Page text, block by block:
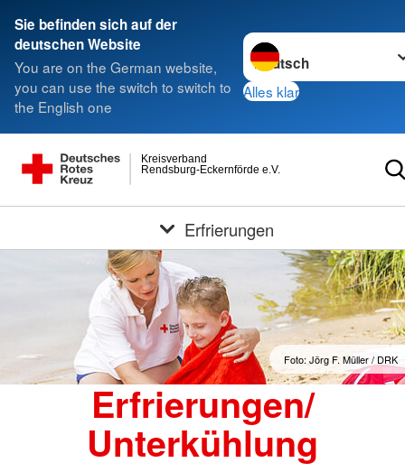
Sie befinden sich auf der
deutschen Website
You are on the German website,
you can use the switch to switch to
the English one
Sprache wechseln zu
Alles klar
Rendsburg-Eckernförde e.V.
Kreisverband
Erfrierungen
Foto: Jörg F. Müller / DRK
Erfrierungen/
Unterkühlung